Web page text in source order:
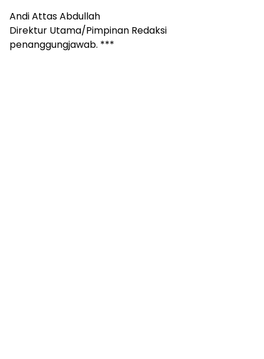
Andi Attas Abdullah
Direktur Utama/Pimpinan Redaksi
penanggungjawab. ***